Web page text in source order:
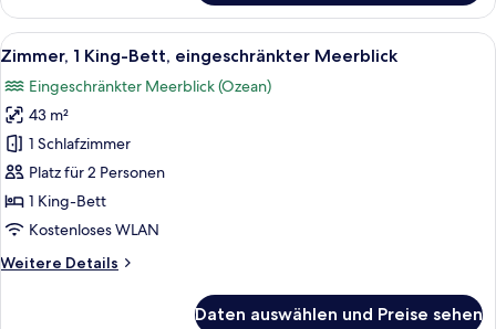
Zimmer,
1 King-
Bett,
Alle
Fotos
für
Zimmer,
1 King-
Bett,
eingeschränkter
Meerblick
Ein Hotelzimmer mit Bett,
4
Zimmer, 1 King-Bett, eingeschränkter Meerblick
Eingeschränkter Meerblick (Ozean)
43 m²
1 Schlafzimmer
Platz für 2 Personen
1 King-Bett
Kostenloses WLAN
Weitere Details
Weitere
Daten auswählen und Preise sehen